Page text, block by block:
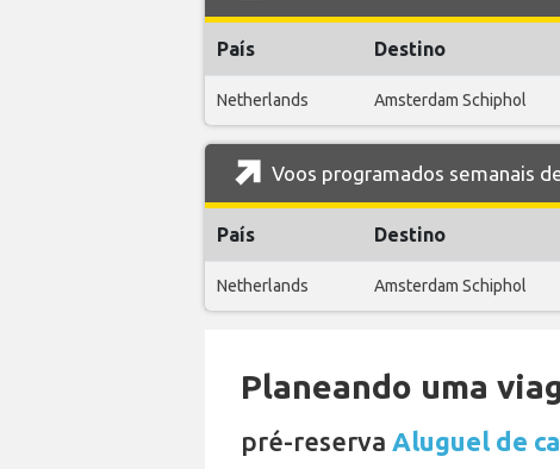
País Destino
Netherlands Amsterdam Schiphol
Voos programados semanais
País Destino
Netherlands Amsterdam Schiphol
Planeando uma
pré-reserva Aluguel de